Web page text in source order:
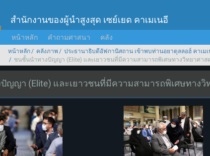
สำนักงานของผู้นำสูงสุด เซย์เยด คาเมเนอี
หน้าหลัก คำถามศาสนา คลัง
หน้าหลัก คลังภาพ
ประธานาธิบดีอัฟกานิสถาน เข้าพบท่านอยาตุลลอฮ์ คาเมเ
ชนชั้นนำทางปัญญา (Elite) และเยาวชนที่มีความสามารถพิเศษทางวิทยาศา
ญญา (Elite) และเยาวชนที่มีความสามารถพิเศษทาง